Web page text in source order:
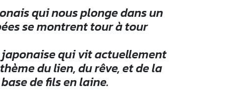
qui nous plonge dans un
se montrent tour à tour
qui vit actuellement
du lien, du rêve, et de la
de fils en laine.